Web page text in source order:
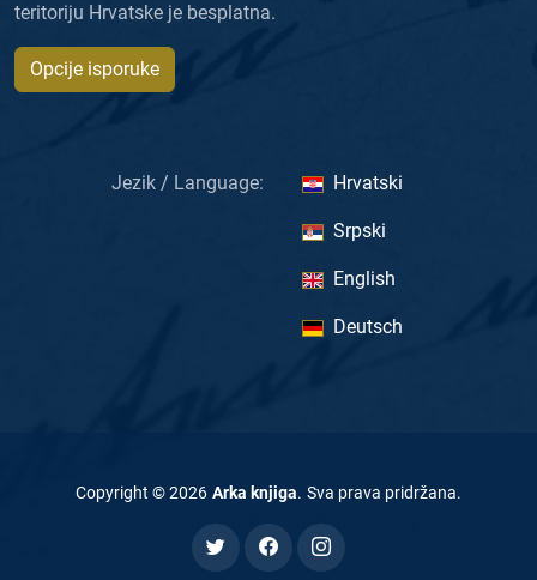
teritoriju Hrvatske je besplatna.
Opcije isporuke
Jezik / Language: Hrvatski
Srpski
English
Deutsch
Copyright ©2026 Arka knjiga. Sva prava pridržana.